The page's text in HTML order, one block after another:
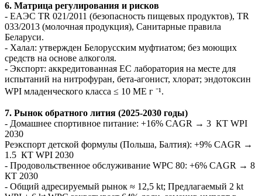
6. Матрица регулирования и рисков
- ЕАЭС TR 021/2011 (безопасность пищевых продуктов), TR
033/2013 (молочная продукция), Санитарные правила
Беларуси.
- Халал: утвержден Белорусским муфтиатом; без моющих
средств на основе алкоголя.
- Экспорт: аккредитованная ЕС лаборатория на месте для
испытаний на нитрофуран, бета-агонист, хлорат; эндотоксин
WPI младенческого класса ≤ 10 МЕ г ⁻¹.
7. Рынок обратного лития (2025-2030 годы)
- Домашнее спортивное питание: +16% CAGR → 3 КТ WPI
2030
Реэкспорт детской формулы (Польша, Балтия): +9% CAGR →
1.5 КТ WPI 2030
- Продовольственное обслуживание WPC 80: +6% CAGR → 8
КТ 2030
- Общий адресируемый рынок ≈ 12,5 kt; Предлагаемый 2 kt